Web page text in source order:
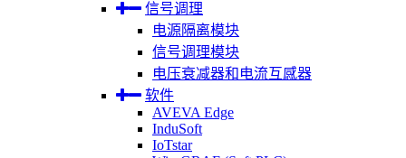
信号调理
电源隔离模块
信号调理模块
电压衰减器和电流互感器
软件
AVEVA Edge
InduSoft
IoTstar